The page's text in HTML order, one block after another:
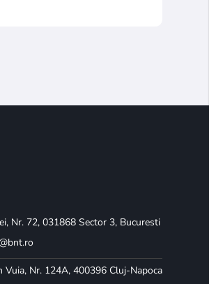
Nr. 72, 031868 Sector 3, Bucuresti
Vuia, Nr. 124A, 400396 Cluj-Napoca